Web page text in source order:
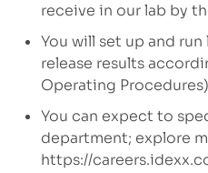
receive in our lab by
You will set up and
release results
Operating
You can expect to
department; explore
https://